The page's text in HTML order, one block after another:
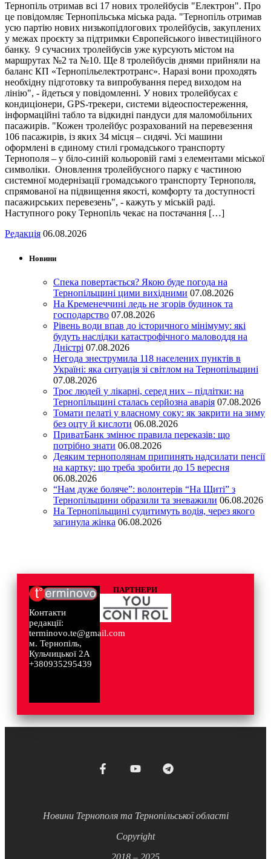
Тернопіль отримав всі 17 нових тролейбусів "Електрон". Про
це повідомляє Тернопільська міська рада. "Тернопіль отримав
усю партію нових низькопідлогових тролейбусів, закуплених
у межах проєкту за підтримки Європейського інвестиційного
банку. 9 сучасних тролейбусів уже курсують містом на
маршрутах №2 та №10. Ще 8 тролейбусів днями прийняли на
баланс КП «Тернопільелектротранс». Наразі вони проходять
необхідну підготовку та випробування перед виходом на
лінію", - йдеться у повідомленні. У нових тролейбусах є
кондиціонери, GPS-трекери, системи відеоспостереження,
інформаційні табло та відкидні пандуси для маломобільних
пасажирів. "Кожен тролейбус розрахований на перевезення
106 пасажирів, із яких 34 місця – сидячі. Усі машини
оформлені в єдиному стилі громадського транспорту
Тернополя – у біло-синій кольоровій гамі з елементами міської
символіки. Оновлення тролейбусного парку є частиною
системної модернізації громадського транспорту Тернополя,
спрямованої на підвищення якості, комфорту та доступності
пасажирських перевезень", - кажуть у міській раді.
Наступного року Тернопіль чекає на постачання […]
Редакція 06.08.2026
Новини
Спека повертається? Якою буде погода на
Тернопільщині цими вихідними 07.08.2026
На Кременеччині ледь не згорів будинок та
господарство 07.08.2026
Рівень води впав до історичного мінімуму: які
будуть наслідки катастрофічного маловоддя на
Дністрі 07.08.2026
Негода знеструмила 118 населених пунктів в
Україні: яка ситуація зі світлом на Тернопільщині
07.08.2026
Троє людей у лікарні, серед них – підлітки: на
Тернопільщині сталась серйозна аварія 07.08.2026
Томати пелаті у власному соку: як закрити на зиму
без оцту й кислоти 06.08.2026
ПриватБанк змінює правила переказів: що
потрібно знати 06.08.2026
Деяким тернополянам припинять надсилати пенсії
на картку: що треба зробити до 15 вересня
06.08.2026
“Нам дуже боляче”: волонтерів “На Щиті” з
Тернопільщини образили та зневажили 06.08.2026
На Тернопільщині судитимуть водія, через якого
загинула жінка 06.08.2026
Контакти
редакції:
terminovo.te@gmail.com
м. Тернопіль,
Кульчицької 2А
+380935295439
ПАРТНЕРИ
Новини Тернополя та Тернопільської області
Copyright
2018 – 2025